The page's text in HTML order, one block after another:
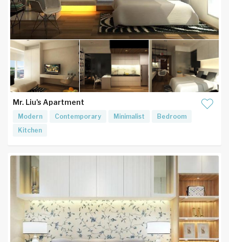
Mr. Liu's Apartment
Modern Contemporary Minimalist
Bedroom
Kitchen